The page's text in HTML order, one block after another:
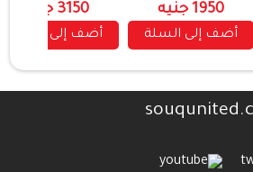
1950 جنيه
أضف إلى السلة
3150 جنيه
أضف إلى السلة